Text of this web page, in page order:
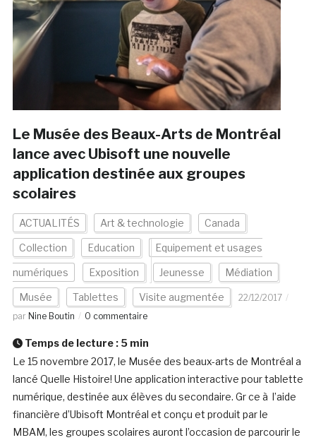
Le Musée des Beaux-Arts de Montréal
lance avec Ubisoft une nouvelle
application destinée aux groupes
scolaires
ACTUALITÉS Art & technologie Canada
Collection Education Equipement et usages
numériques Exposition Jeunesse Médiation
Musée Tablettes Visite augmentée
22/12/2017
par Nine Boutin 0 commentaire
Temps de lecture : 5 min
Le 15 novembre 2017, le Musée des beaux-arts de Montréal a
lancé Quelle Histoire! Une application interactive pour tablette
numérique, destinée aux élèves du secondaire. Gr ce à l’aide
financière d’Ubisoft Montréal et conçu et produit par le
MBAM, les groupes scolaires auront l’occasion de parcourir le